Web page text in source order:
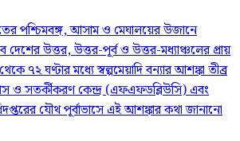
পশ্চিমবঙ্গ, আসাম ও মেঘালয়ের উজানে
দেশের উত্তর, উত্তর-পূর্ব ও উত্তর-মধ্যাঞ্চলের প্রায়
৭২ ঘণ্টার মধ্যে স্বল্পমেয়াদি বন্যার আশঙ্কা তীব্র
ও সতর্কীকরণ কেন্দ্র (এফএফডব্লিউসি) এবং
যৌথ পূর্বাভাসে এই আশঙ্কার কথা জানানো